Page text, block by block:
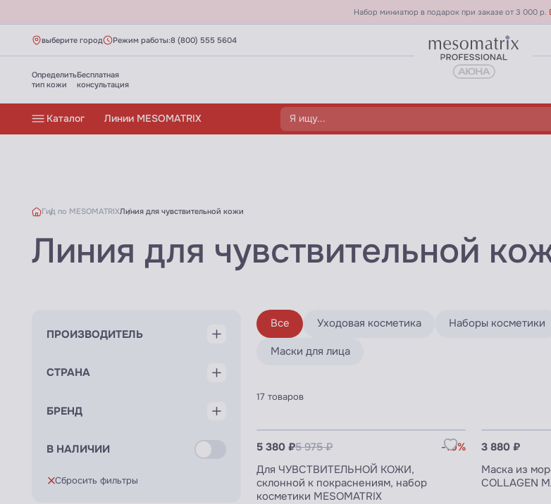
Набор миниатюр в подарок при заказе от 3 000 р.
выберите город Режим работы:8 (800) 555 5604
Определить
тип кожи
Бесплатная
консультация
Каталог Линии MESOMATRIX
Гид по MESOMATRIXЛиния для чувствительной кожи
Линия для чувствительной кожи MESOMATRIX
Линия для чувствительной
ПРОИЗВОДИТЕЛЬ
СТРАНА
БРЕНД
В НАЛИЧИИ
Сбросить фильтры
17 товаров
Все Уходовая косметика Наборы косметики
Маски для лица
5 380 ₽5 975 ₽
-10%
Для ЧУВСТВИТЕЛЬНОЙ КОЖИ,
склонной к покраснениям, набор
косметики MESOMATRIX
3 880 ₽
Маска из
COLLAGEN